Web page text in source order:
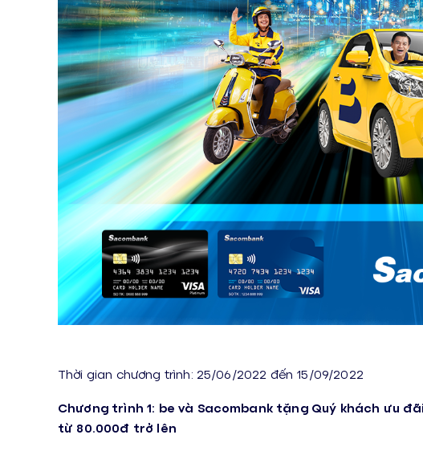
Thời gian chương trình: 25/06/2022 đến 15/09/2022
Chương trình 1: be và Sacombank tặng Quý khách ưu
từ 80.000đ trở lên